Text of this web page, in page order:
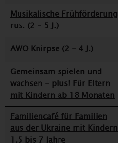
Musikalische Frühförderung
rus. (2 - 5 J.)
AWO Knirpse (2 - 4 J.)
Gemeinsam spielen und
wachsen - plus! Für Eltern
mit Kindern ab 18 Monaten
Familiencafé für Familien
aus der Ukraine mit Kindern
1,5 bis 7 Jahre